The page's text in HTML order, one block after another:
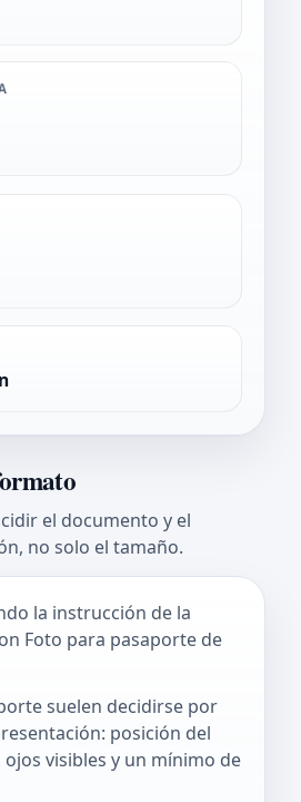
el documento y el
no solo el tamaño.
la instrucción de la
Foto para pasaporte de
suelen decidirse por
posición del
visibles y un mínimo de